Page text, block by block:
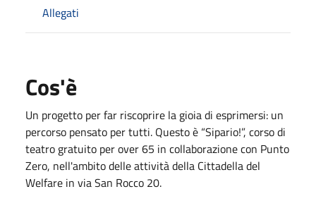
Allegati
Cos'è
Un progetto per far riscoprire la gioia di esprimersi: un
percorso pensato per tutti. Questo è “Sipario!”, corso di
teatro gratuito per over 65 in collaborazione con Punto
Zero, nell'ambito delle attività della Cittadella del
Welfare in via San Rocco 20.